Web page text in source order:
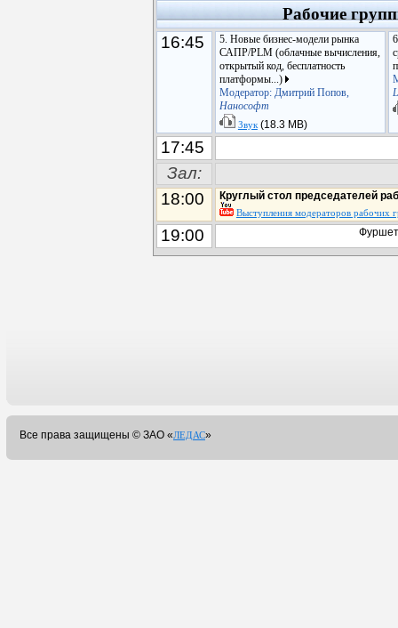
Рабочие
16:45
5. Новые бизнес-модели рынка
САПР/PLM (облачные вычисления,
открытый код, бесплатность
платформы...)
Модератор: Дмитрий Попов,
Нанософт
Звук(18.3 MB)
17:45
Зал:
18:00
Круглый стол председателей
Выступления модераторов рабочих
19:00
Все права защищены © ЗАО «ЛЕДАС»